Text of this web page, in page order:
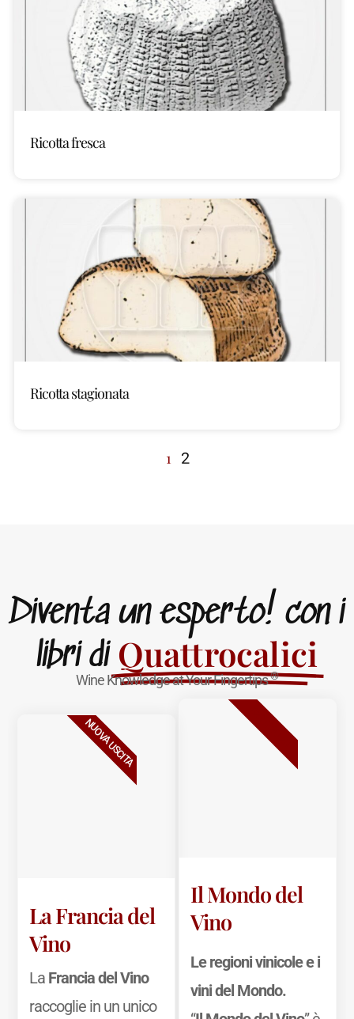
Ricotta fresca
Ricotta stagionata
1 2
Diventa un esperto! con i
libri di Quattrocalici
Wine Knowledge at Your Fingertips®
La Francia del
Vino
La Francia del Vino
raccoglie in un unico
NUOVA USCITA
Il Mondo del
Vino
Le regioni vinicole e i
vini del Mondo.
BESTSELLER